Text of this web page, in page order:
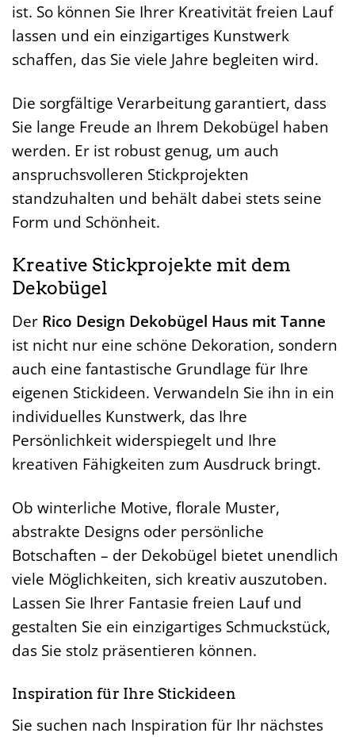
ist. So können Sie Ihrer Kreativität freien Lauf
lassen und ein einzigartiges Kunstwerk
schaffen, das Sie viele Jahre begleiten wird.
Die sorgfältige Verarbeitung garantiert, dass
Sie lange Freude an Ihrem Dekobügel haben
werden. Er ist robust genug, um auch
anspruchsvolleren Stickprojekten
standzuhalten und behält dabei stets seine
Form und Schönheit.
Kreative Stickprojekte mit dem
Dekobügel
Der Rico Design Dekobügel Haus mit Tanne
ist nicht nur eine schöne Dekoration, sondern
auch eine fantastische Grundlage für Ihre
eigenen Stickideen. Verwandeln Sie ihn in ein
individuelles Kunstwerk, das Ihre
Persönlichkeit widerspiegelt und Ihre
kreativen Fähigkeiten zum Ausdruck bringt.
Ob winterliche Motive, florale Muster,
abstrakte Designs oder persönliche
Botschaften – der Dekobügel bietet unendlich
viele Möglichkeiten, sich kreativ auszutoben.
Lassen Sie Ihrer Fantasie freien Lauf und
gestalten Sie ein einzigartiges Schmuckstück,
das Sie stolz präsentieren können.
Inspiration für Ihre Stickideen
Sie suchen nach Inspiration für Ihr nächstes